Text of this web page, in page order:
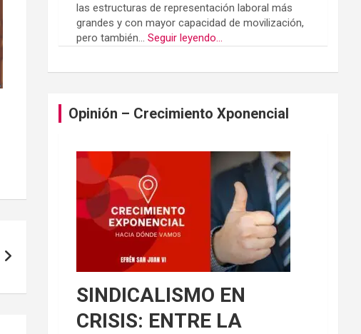
las estructuras de representación laboral más
grandes y con mayor capacidad de movilización,
pero también...Seguir leyendo...
Opinión – Crecimiento Xponencial
SINDICALISMO EN
CRISIS: ENTRE LA